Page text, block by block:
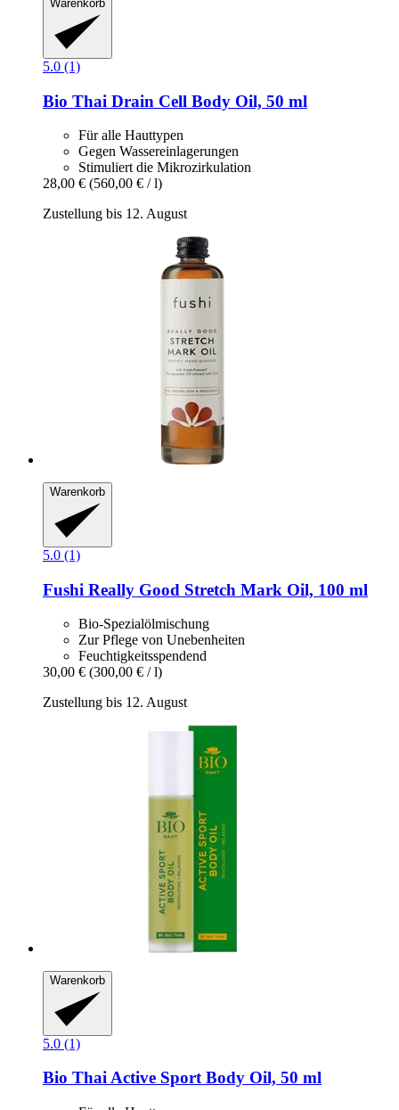
Warenkorb
5.0 (1)
Bio Thai Drain Cell Body Oil, 50 ml
Für alle Hauttypen
Gegen Wassereinlagerungen
Stimuliert die Mikrozirkulation
28,00 € (560,00 € / l)
Zustellung bis 12. August
Warenkorb
5.0 (1)
Fushi Really Good Stretch Mark Oil, 100 ml
Bio-Spezialölmischung
Zur Pflege von Unebenheiten
Feuchtigkeitsspendend
30,00 € (300,00 € / l)
Zustellung bis 12. August
Warenkorb
5.0 (1)
Bio ThaiActive Sport Body Oil, 50 ml